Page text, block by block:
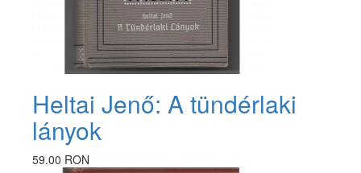
Heltai Jenő: A tündérlaki
lányok
59.00 RON